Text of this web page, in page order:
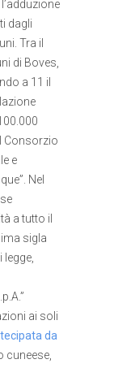
dagli
Tra il
di Boves,
a 11 il
Consorzio
e
Nel
a tutto il
sigla
ai soli
da
cuneese,